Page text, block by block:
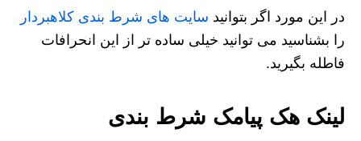
در این مورد اگر بتوانید سایت های شرط بندی کلاهبردار
را بشناسید می توانید خیلی ساده تر از این انحرافات
فاطله بگیرید.
لینک هک پیامک شرط بندی